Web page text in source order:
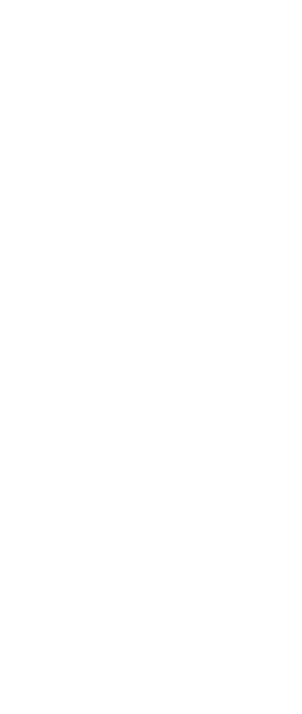
pour les abeilles
ainsi que pour d’autres
Il existe plus de 500
d'abeilles solitaires.
préférablement visitées
d'autres par des